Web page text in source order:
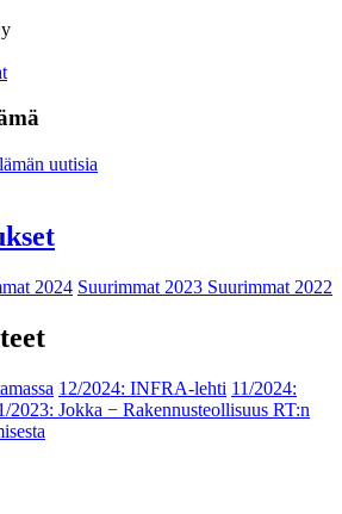
uutisia
2024 Suurimmat 2023 Suurimmat 2022
12/2024: INFRA-lehti 11/2024:
2023: Jokka − Rakennusteollisuus RT:n